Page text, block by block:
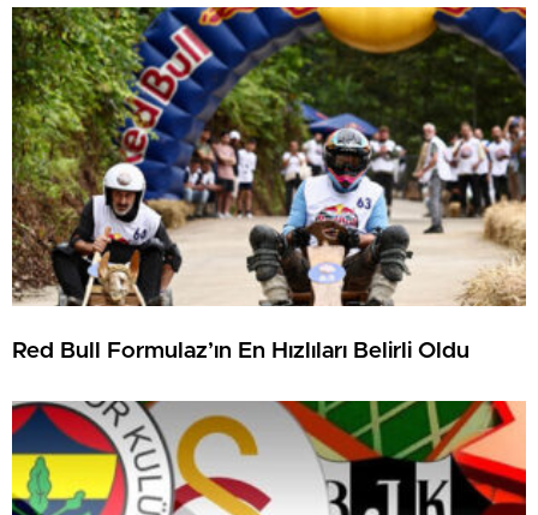
Beşiktaş ve Trabzonspor olası rakipleri
Red Bull Formulaz’ın En Hızlıları Belirli Oldu